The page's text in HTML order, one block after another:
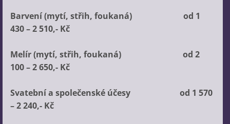
Barvení (mytí, střih, foukaná) od 1
430 – 2 510,- Kč
Melír (mytí, střih, foukaná) od 2
100 – 2 650,- Kč
Svatební a společenské účesy od 1 570
– 2 240,- Kč